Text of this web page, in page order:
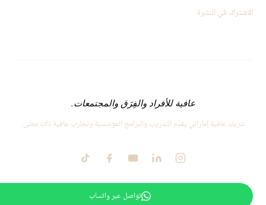
الاشتراك في النشرة
عافية للأفراد والفِرَق والمجتمعات.
شريك عافية إماراتي يقدّم التدريب والبرامج المؤسسية وتجارب عافية ذات معنى.
تواصل عبر واتساب